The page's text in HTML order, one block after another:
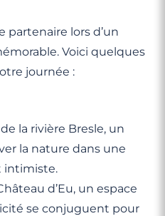
partenaire lors d’un
Voici quelques
journée :
la rivière Bresle, un
la nature dans une
intimiste.
d’Eu, un espace
se conjuguent pour